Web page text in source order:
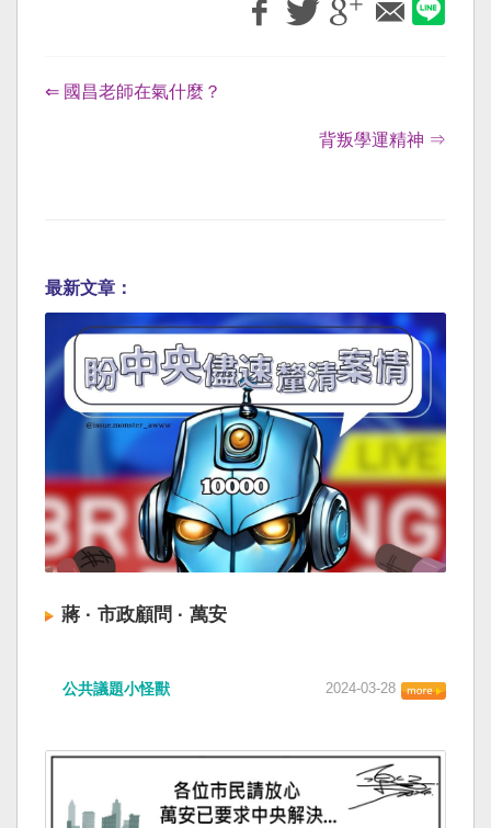
⇐ 國昌老師在氣什麼？
背叛學運精神 ⇒
最新文章：
蔣 · 市政顧問 · 萬安
公共議題小怪獸 2024-03-28